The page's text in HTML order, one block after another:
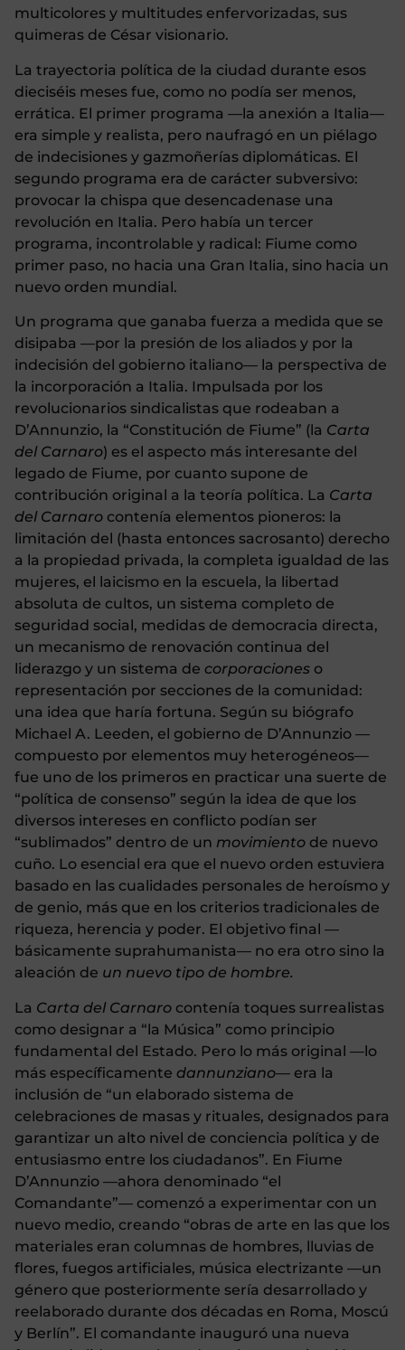
multicolores y multitudes enfervorizadas, sus
quimeras de César visionario.
La trayectoria política de la ciudad durante esos
dieciséis meses fue, como no podía ser menos,
errática. El primer programa —la anexión a Italia—
era simple y realista, pero naufragó en un piélago
de indecisiones y gazmoñerías diplomáticas. El
segundo programa era de carácter subversivo:
provocar la chispa que desencadenase una
revolución en Italia. Pero había un tercer
programa, incontrolable y radical: Fiume como
primer paso, no hacia una Gran Italia, sino hacia un
nuevo orden mundial.
Un programa que ganaba fuerza a medida que se
disipaba —por la presión de los aliados y por la
indecisión del gobierno italiano— la perspectiva de
la incorporación a Italia. Impulsada por los
revolucionarios sindicalistas que rodeaban a
D’Annunzio, la “Constitución de Fiume” (la Carta
del Carnaro) es el aspecto más interesante del
legado de Fiume, por cuanto supone de
contribución original a la teoría política. La Carta
del Carnaro contenía elementos pioneros: la
limitación del (hasta entonces sacrosanto) derecho
a la propiedad privada, la completa igualdad de las
mujeres, el laicismo en la escuela, la libertad
absoluta de cultos, un sistema completo de
seguridad social, medidas de democracia directa,
un mecanismo de renovación continua del
liderazgo y un sistema de corporaciones o
representación por secciones de la comunidad:
una idea que haría fortuna. Según su biógrafo
Michael A. Leeden, el gobierno de D’Annunzio —
compuesto por elementos muy heterogéneos—
fue uno de los primeros en practicar una suerte de
“política de consenso” según la idea de que los
diversos intereses en conflicto podían ser
“sublimados” dentro de un movimiento de nuevo
cuño. Lo esencial era que el nuevo orden estuviera
basado en las cualidades personales de heroísmo y
de genio, más que en los criterios tradicionales de
riqueza, herencia y poder. El objetivo final —
básicamente suprahumanista— no era otro sino la
aleación de un nuevo tipo de hombre.
La Carta del Carnaro contenía toques surrealistas
como designar a “la Música” como principio
fundamental del Estado. Pero lo más original —lo
más específicamente dannunziano— era la
inclusión de “un elaborado sistema de
celebraciones de masas y rituales, designados para
garantizar un alto nivel de conciencia política y de
entusiasmo entre los ciudadanos”. En Fiume
D’Annunzio —ahora denominado “el
Comandante”— comenzó a experimentar con un
nuevo medio, creando “obras de arte en las que los
materiales eran columnas de hombres, lluvias de
flores, fuegos artificiales, música electrizante —un
género que posteriormente sería desarrollado y
reelaborado durante dos décadas en Roma, Moscú
y Berlín”. El comandante inauguró una nueva